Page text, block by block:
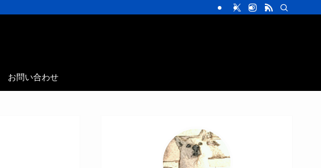
お問い合わせ